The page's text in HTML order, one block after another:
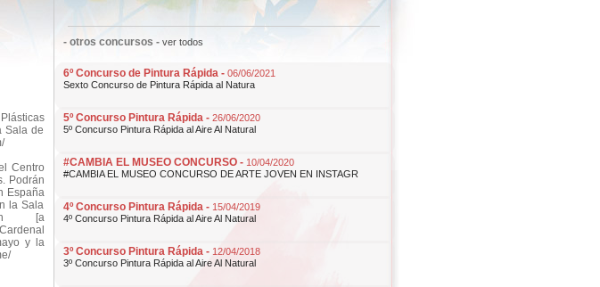
Sala de
Centro
Podrán
España
la Sala
[a
y la
- otros concursos - ver todos
6º Concurso de Pintura Rápida - 06/06/2021
Sexto Concurso de Pintura Rápida al Natura
5º Concurso Pintura Rápida - 26/06/2020
5º Concurso Pintura Rápida al Aire Al Natural
#CAMBIA EL MUSEO CONCURSO - 10/04/2020
#CAMBIA EL MUSEO CONCURSO DE ARTE JOVEN EN INSTAGR
4º Concurso Pintura Rápida - 15/04/2019
4º Concurso Pintura Rápida al Aire Al Natural
3º Concurso Pintura Rápida - 12/04/2018
3º Concurso Pintura Rápida al Aire Al Natural